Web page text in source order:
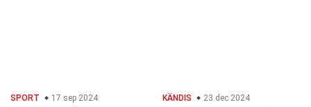
SPORT 17 sep 2024 KÄNDIS 23 dec 2024